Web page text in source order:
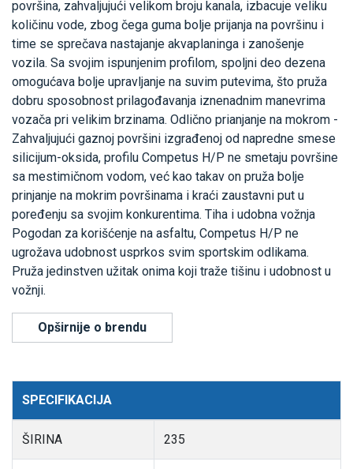
površina, zahvaljujući velikom broju kanala, izbacuje veliku
količinu vode, zbog čega guma bolje prijanja na površinu i
time se sprečava nastajanje akvaplaninga i zanošenje
vozila. Sa svojim ispunjenim profilom, spoljni deo dezena
omogućava bolje upravljanje na suvim putevima, što pruža
dobru sposobnost prilagođavanja iznenadnim manevrima
vozača pri velikim brzinama. Odlično prianjanje na mokrom -
Zahvaljujući gaznoj površini izgrađenoj od napredne smese
silicijum-oksida, profilu Competus H/P ne smetaju površine
sa mestimičnom vodom, već kao takav on pruža bolje
prinjanje na mokrim površinama i kraći zaustavni put u
poređenju sa svojim konkurentima. Tiha i udobna vožnja
Pogodan za korišćenje na asfaltu, Competus H/P ne
ugrožava udobnost usprkos svim sportskim odlikama.
Pruža jedinstven užitak onima koji traže tišinu i udobnost u
vožnji.
Opširnije o brendu
SPECIFIKACIJA
ŠIRINA 235